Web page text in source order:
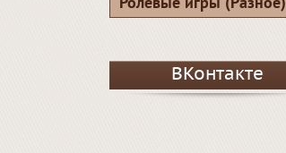
ВКонтакте